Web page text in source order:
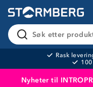
Søk etter
Rask
Nyheter til